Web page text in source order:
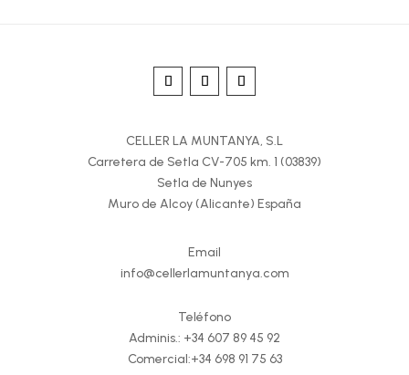
CELLER LA MUNTANYA, S.L
Carretera de Setla CV-705 km. 1 (03839)
Setla de Nunyes
Muro de Alcoy (Alicante) España
Email
info@cellerlamuntanya.com
Teléfono
Adminis.: +34 607 89 45 92
Comercial:+34 698 91 75 63